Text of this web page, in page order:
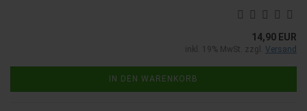
14,90 EUR
inkl. 19% MwSt. zzgl. Versand
IN DEN WARENKORB